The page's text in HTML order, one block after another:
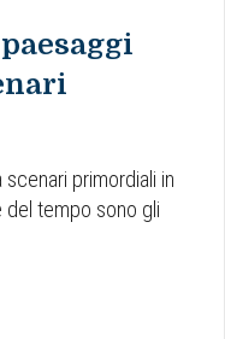
primordiali in
del tempo sono gli